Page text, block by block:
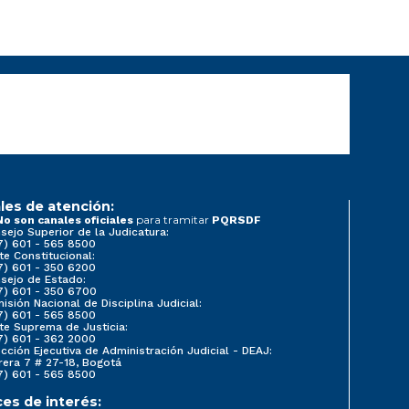
de atención:
son canales oficiales para tramitar PQRSDF
Superior de la Judicatura:
601 - 565 8500
Constitucional:
601 - 350 6200
de Estado:
601 - 350 6700
Nacional de Disciplina Judicial:
601 - 565 8500
Suprema de Justicia:
601 - 362 2000
Ejecutiva de Administración Judicial - DEAJ:
7 # 27-18, Bogotá
601 - 565 8500
de interés: